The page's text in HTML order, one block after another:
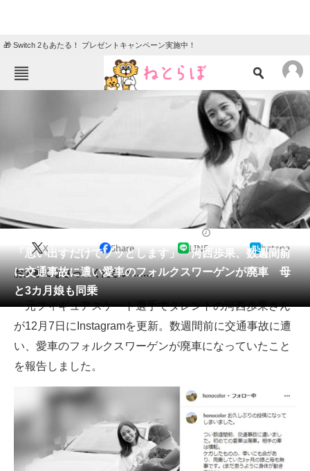
🎁 Switch 2もあたる！ プレゼントキャンペーン実施中！
グルメ
動物 リサーチ
会員記事
メディア
注目記事を集めた総合ページ
ITの今と未来を見通す
スマホと通信の最新トレンド
好きが集まる 比べて選べる
ビジネスと働き方のヒント
「思い出すだけでゾッとします」 河西歩果、数週間前
に交通事故に遭い愛車のフォルクスワーゲンが廃車 母
と3カ月娘も同乗
X Share LINE hatena
お大事になさってください……。
元フィギュアスケート選手でタレントの河西歩果さん
が12月7日にInstagramを更新。数週間前に交通事故に遭
い、愛車のフォルクスワーゲンが廃車になっていたこと
を報告しました。